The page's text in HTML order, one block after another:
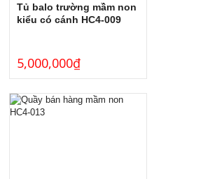
Tủ balo trường mầm non
kiểu có cánh HC4-009
5,000,000₫